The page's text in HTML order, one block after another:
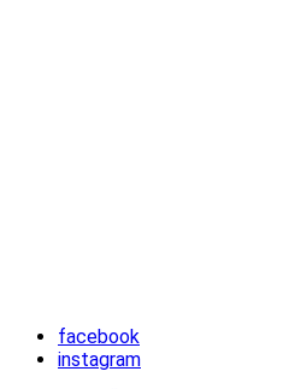
facebook
instagram